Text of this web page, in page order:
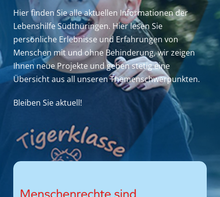
Hier finden Sie alle aktuellen Informationen der
Lebenshilfe Südthüringen. Hier lesen Sie
persönliche Erlebnisse und Erfahrungen von
Menschen mit und ohne Behinderung,wir zeigen
Ihnen neue Projekte und geben stetig eine
Übersicht aus all unseren Themenschwerpunkten.
Bleiben Sie aktuell!